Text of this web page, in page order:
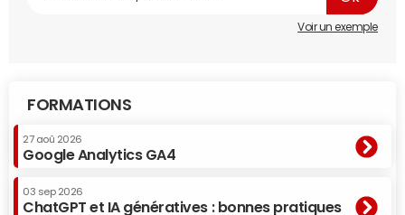
Voir un exemple
FORMATIONS
27 aoû 2026
Google Analytics GA4
03 sep 2026
ChatGPT et IA génératives : bonnes pratiques